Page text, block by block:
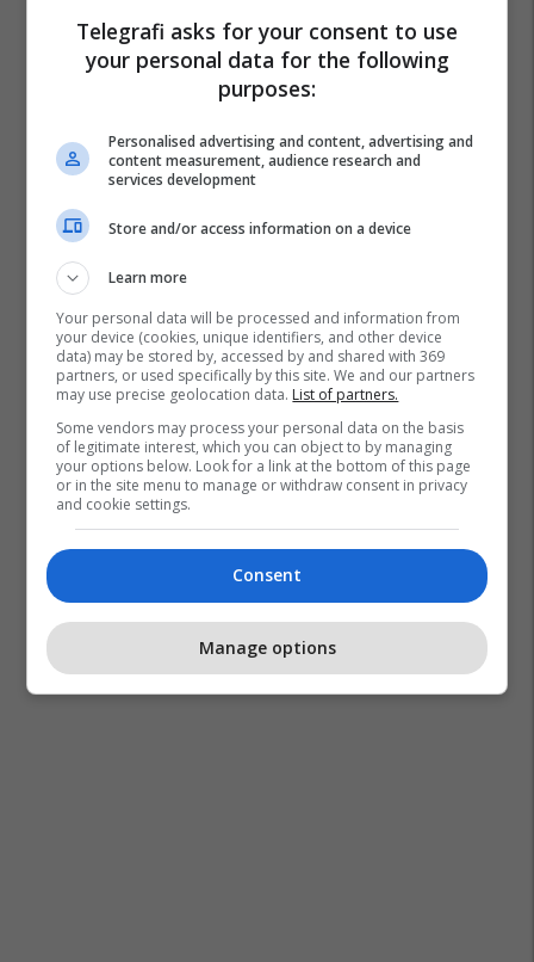
Alpine
Telegrafi asks for your consent to use
your personal data for the following
purposes:
Personalised advertising and content, advertising and
content measurement, audience research and
services development
Store and/or access information on a device
Learn more
Your personal data will be processed and information from
your device (cookies, unique identifiers, and other device
data) may be stored by, accessed by and shared with 369
partners, or used specifically by this site. We and our partners
may use precise geolocation data. List of partners.
Some vendors may process your personal data on the basis
of legitimate interest, which you can object to by managing
your options below. Look for a link at the bottom of this page
or in the site menu to manage or withdraw consent in privacy
and cookie settings.
Consent
Manage options